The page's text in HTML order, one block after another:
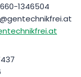
1346504